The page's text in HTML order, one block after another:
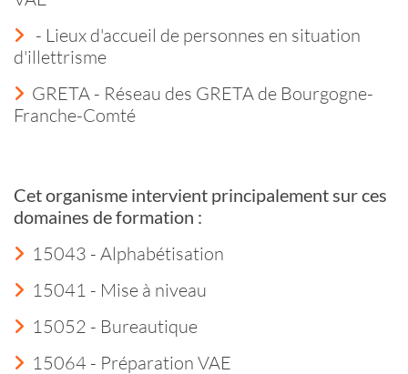
- Lieux d'accueil de personnes en situation
d'illettrisme
GRETA - Réseau des GRETA de Bourgogne-
Franche-Comté
Cet organisme intervient principalement sur ces
domaines de formation :
15043 - Alphabétisation
15041 - Mise à niveau
15052 - Bureautique
15064 - Préparation VAE